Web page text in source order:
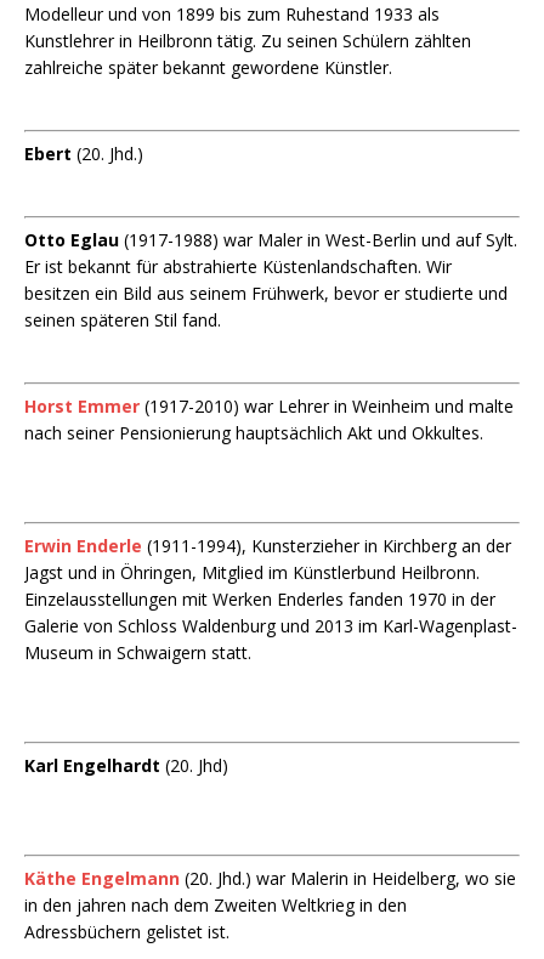
Modelleur und von 1899 bis zum Ruhestand 1933 als
Kunstlehrer in Heilbronn tätig. Zu seinen Schülern zählten
zahlreiche später bekannt gewordene Künstler.
Ebert (20. Jhd.)
Otto Eglau (1917-1988) war Maler in West-Berlin und auf Sylt.
Er ist bekannt für abstrahierte Küstenlandschaften. Wir
besitzen ein Bild aus seinem Frühwerk, bevor er studierte und
seinen späteren Stil fand.
Horst Emmer (1917-2010) war Lehrer in Weinheim und malte
nach seiner Pensionierung hauptsächlich Akt und Okkultes.
Erwin Enderle (1911-1994), Kunsterzieher in Kirchberg an der
Jagst und in Öhringen, Mitglied im Künstlerbund Heilbronn.
Einzelausstellungen mit Werken Enderles fanden 1970 in der
Galerie von Schloss Waldenburg und 2013 im Karl-Wagenplast-
Museum in Schwaigern statt.
Karl Engelhardt (20. Jhd)
Käthe Engelmann (20. Jhd.) war Malerin in Heidelberg, wo sie
in den jahren nach dem Zweiten Weltkrieg in den
Adressbüchern gelistet ist.